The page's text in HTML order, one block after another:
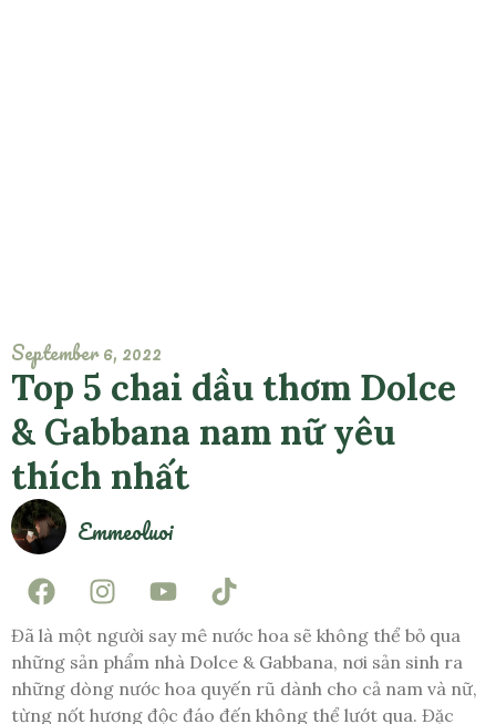
September 6, 2022
Top 5 chai dầu thơm Dolce
& Gabbana nam nữ yêu
thích nhất
Emmeoluoi
Đã là một người say mê nước hoa sẽ không thể bỏ qua
những sản phẩm nhà Dolce & Gabbana, nơi sản sinh ra
những dòng nước hoa quyến rũ dành cho cả nam và nữ,
từng nốt hương độc đáo đến không thể lướt qua. Đặc